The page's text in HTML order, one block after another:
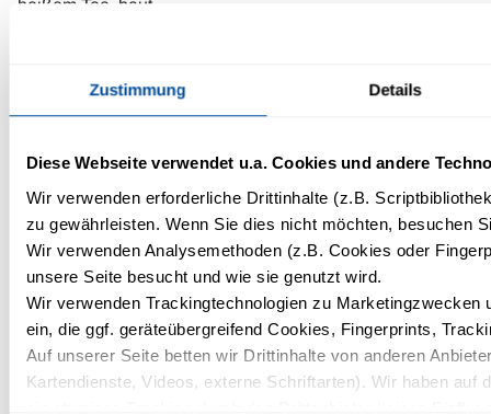
Zustimmung Details
Diese Webseite verwendet u.a. Cookies und andere
Wir verwenden erforderliche Drittinhalte (z.B.
zu gewährleisten. Wenn Sie dies nicht möchten, besuchen
Wir verwenden Analysemethoden (z.B. Cookies oder
unsere Seite besucht und wie sie genutzt wird.
Wir verwenden Trackingtechnologien zu Marketingzwecken
ein, die ggf. geräteübergreifend Cookies, Fingerprints,
Auf unserer Seite betten wir Drittinhalte von anderen
Kartendienste, Videos, externe Schriftarten). Wir haben auf
heißem Tee, baut
und besucht Dinky
in der IFA Aqua
und das Malheft
„Schöni hat tolle
Winterferien“
der Malspaß kann
beginnen.